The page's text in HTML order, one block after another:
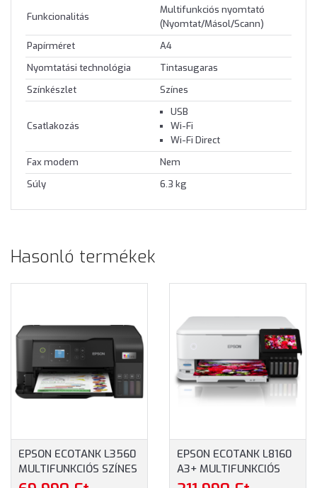
Funkcionalitás
Multifunkciós nyomtató
(Nyomtat/Másol/Scann)
Papírméret
A4
Nyomtatási technológia
Tintasugaras
Színkészlet
Színes
Csatlakozás
USB
Wi-Fi
Wi-Fi Direct
Fax modem
Nem
Súly
6.3 kg
Hasonló termékek
EPSON ECOTANK L3560
MULTIFUNKCIÓS SZÍNES
KÜLSŐ
EPSON ECOTANK L8160
A3+ MULTIFUNKCIÓS
SZÍNES KÜLSŐ